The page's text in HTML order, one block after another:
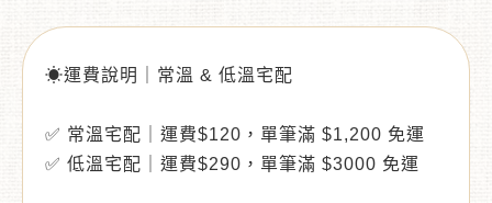
☀運費說明｜常溫 & 低溫宅配
✅ 常溫宅配｜運費$120，單筆滿 $1,200 免運
✅ 低溫宅配｜運費$290，單筆滿 $3000 免運